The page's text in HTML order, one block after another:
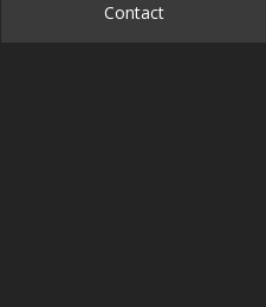
Contact